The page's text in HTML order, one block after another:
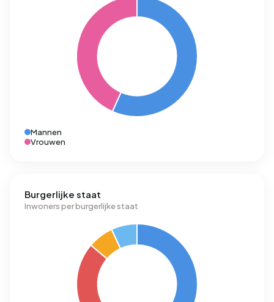
Mannen
Vrouwen
Burgerlijke staat
Inwoners per burgerlijke staat